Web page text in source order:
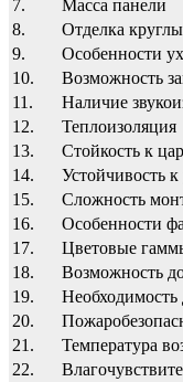
7.
Масса панели
8.
Отделка
9.
Особенности
10.
Возможность
11.
Наличие
12.
Теплоизоляция
13.
Стойкость к
14.
Устойчивость
15.
Сложность
16.
Особенности
17.
Цветовые
18.
Возможность
19.
Необходимость
20.
21.
Температура
22.